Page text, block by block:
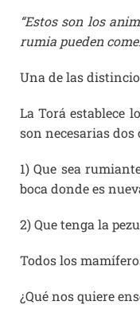
“Estos son los
rumia pueden
Una de las
La Torá establece
son necesarias dos
1) Que sea
boca donde es
2) Que tenga la
Todos los
¿Qué nos quiere